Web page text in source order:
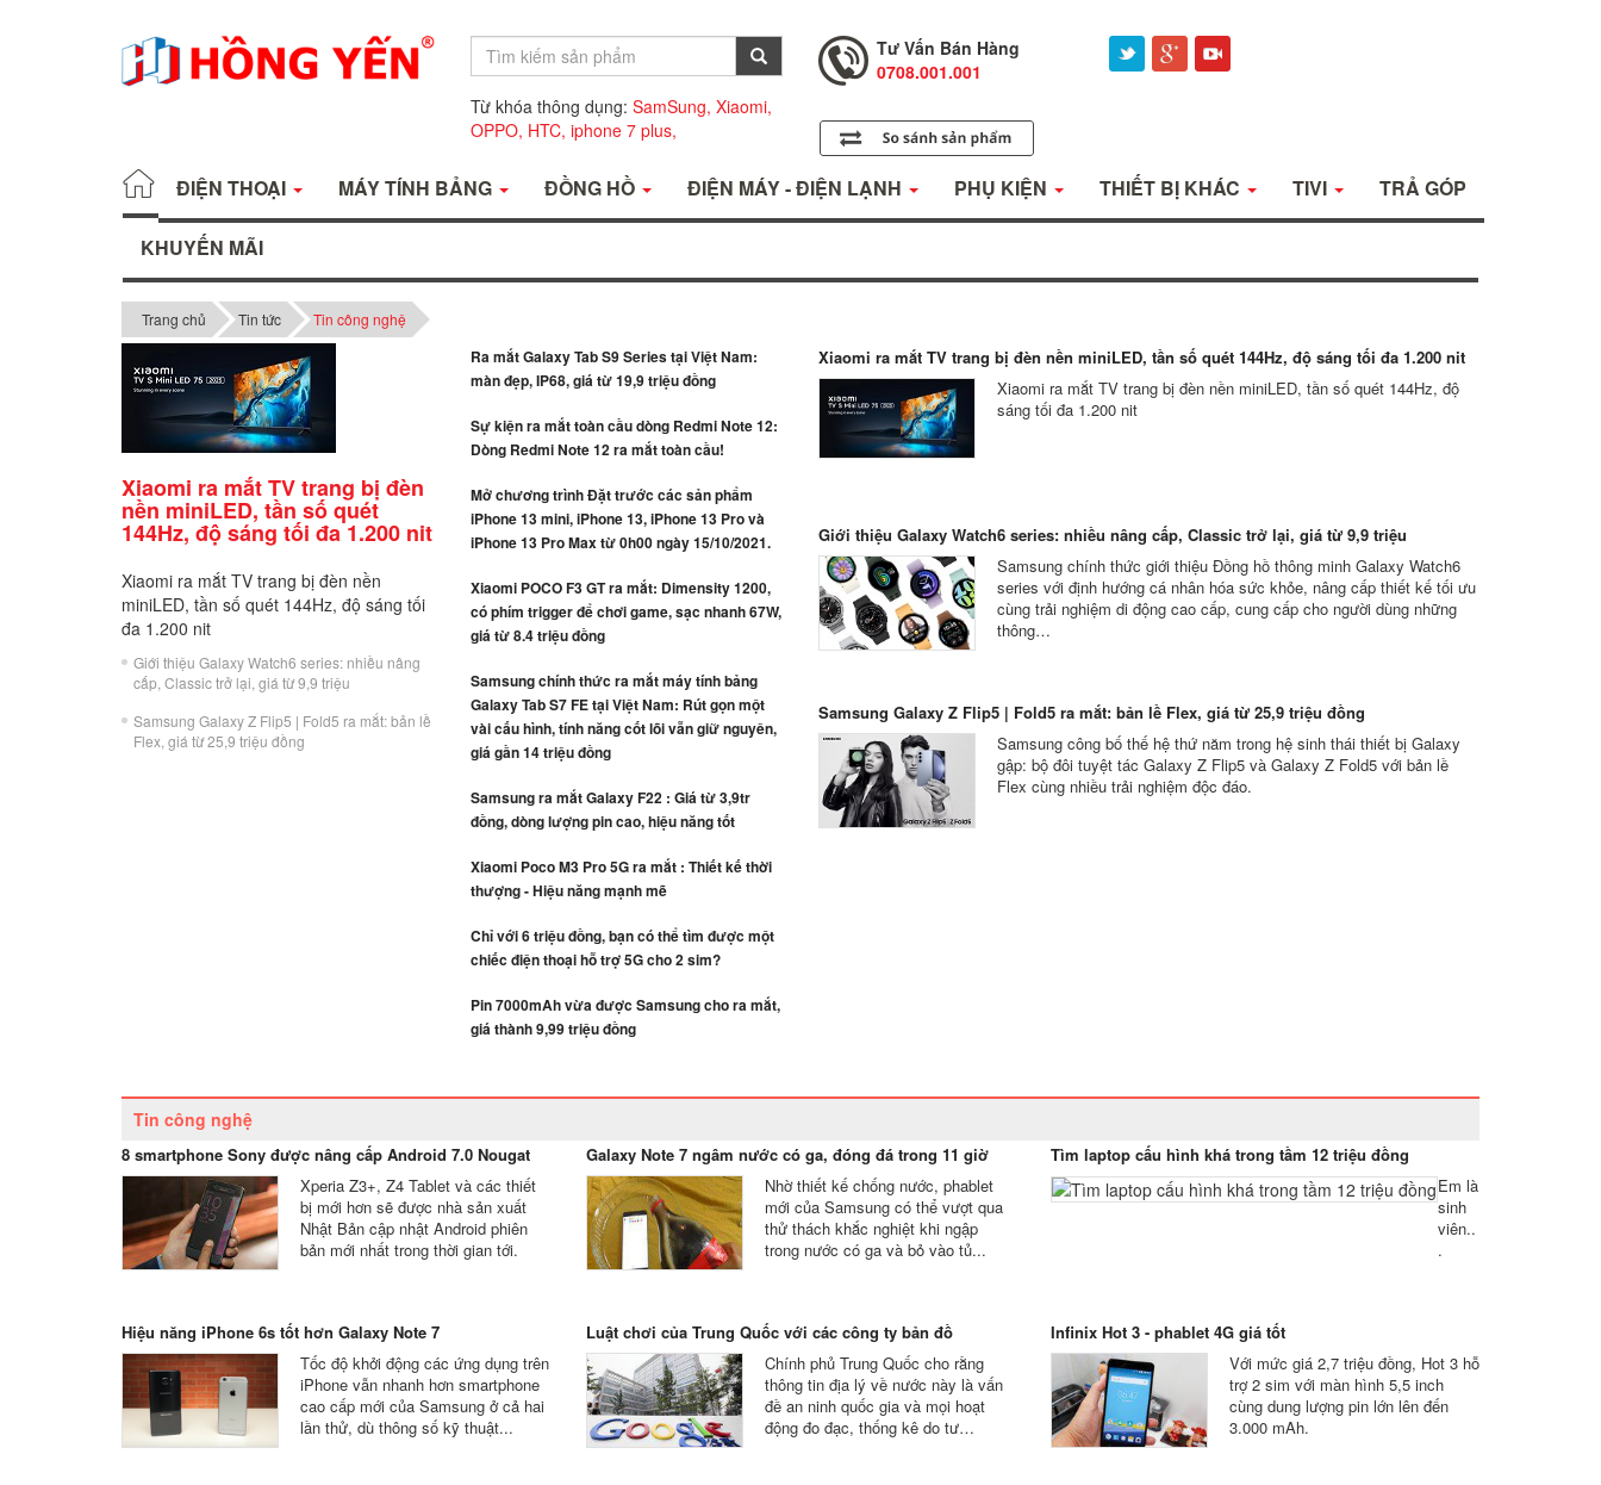
Từ khóa thông dụng: SamSung, Xiaomi,
OPPO, HTC, iphone 7 plus,
0708.001.001
Hỗ Trợ Kỹ Thuật
Tư Vấn Bán Hàng
0708.001.001
ĐIỆN THOẠI MÁY TÍNH BẢNG ĐỒNG HỒ ĐIỆN MÁY - ĐIỆN LẠNH PHỤ KIỆN THIẾT BỊ KHÁC TIVI TRẢ GÓP
KHUYẾN MÃI
Trang chủ Tin tức Tin công nghệ
Xiaomi ra mắt TV trang bị đèn
nền miniLED, tần số quét
144Hz, độ sáng tối đa 1.200 nit
Xiaomi ra mắt TV trang bị đèn nền
miniLED, tần số quét 144Hz, độ sáng tối
đa 1.200 nit
Giới thiệu Galaxy Watch6 series: nhiều nâng
cấp, Classic trở lại, giá từ 9,9 triệu
Samsung Galaxy Z Flip5 | Fold5 ra mắt: bản lề
Flex, giá từ 25,9 triệu đồng
Ra mắt Galaxy Tab S9 Series tại Việt Nam:
màn đẹp, IP68, giá từ 19,9 triệu đồng
Sự kiện ra mắt toàn cầu dòng Redmi Note 12:
Dòng Redmi Note 12 ra mắt toàn cầu!
Mở chương trình Đặt trước các sản phẩm
iPhone 13 mini, iPhone 13, iPhone 13 Pro và
iPhone 13 Pro Max từ 0h00 ngày 15/10/2021.
Xiaomi POCO F3 GT ra mắt: Dimensity 1200,
có phím trigger để chơi game, sạc nhanh 67W,
giá từ 8.4 triệu đồng
Samsung chính thức ra mắt máy tính bảng
Galaxy Tab S7 FE tại Việt Nam: Rút gọn một
vài cấu hình, tính năng cốt lõi vẫn giữ nguyên,
giá gần 14 triệu đồng
Samsung ra mắt Galaxy F22 : Giá từ 3,9tr
đồng, dòng lượng pin cao, hiệu năng tốt
Xiaomi Poco M3 Pro 5G ra mắt : Thiết kế thời
thượng - Hiệu năng mạnh mẽ
Chỉ với 6 triệu đồng, bạn có thể tìm được một
chiếc điện thoại hỗ trợ 5G cho 2 sim?
Pin 7000mAh vừa được Samsung cho ra mắt,
giá thành 9,99 triệu đồng
Xiaomi ra mắt TV trang bị đèn nền miniLED, tần số quét 144Hz, độ sáng tối đa 1.200 nit
Xiaomi ra mắt TV trang bị đèn nền miniLED, tần số quét 144Hz, độ
sáng tối đa 1.200 nit
Giới thiệu Galaxy Watch6 series: nhiều nâng cấp, Classic trở lại, giá từ 9,9 triệu
Samsung chính thức giới thiệu Đồng hồ thông minh Galaxy Watch6
series với định hướng cá nhân hóa sức khỏe, nâng cấp thiết kế tối ưu
cùng trải nghiệm di động cao cấp, cung cấp cho người dùng những
thông…
Samsung Galaxy Z Flip5 | Fold5 ra mắt: bản lề Flex, giá từ 25,9 triệu đồng
Samsung công bố thế hệ thứ năm trong hệ sinh thái thiết bị Galaxy
gập: bộ đôi tuyệt tác Galaxy Z Flip5 và Galaxy Z Fold5 với bản lề
Flex cùng nhiều trải nghiệm độc đáo.
Tin công nghệ
8 smartphone Sony được nâng cấp Android 7.0 Nougat
Xperia Z3+, Z4 Tablet và các thiết
bị mới hơn sẽ được nhà sản xuất
Nhật Bản cập nhật Android phiên
bản mới nhất trong thời gian tới.
Galaxy Note 7 ngâm nước có ga, đóng đá trong 11 giờ
Nhờ thiết kế chống nước, phablet
mới của Samsung có thể vượt qua
thử thách khắc nghiệt khi ngập
trong nước có ga và bỏ vào tủ...
Tìm laptop cấu hình khá trong tầm 12 triệu đồng
Em là
sinh
viên..
.
Hiệu năng iPhone 6s tốt hơn Galaxy Note 7
Tốc độ khởi động các ứng dụng trên
iPhone vẫn nhanh hơn smartphone
cao cấp mới của Samsung ở cả hai
lần thử, dù thông số kỹ thuật...
Luật chơi của Trung Quốc với các công ty bản đồ
Chính phủ Trung Quốc cho rằng
thông tin địa lý về nước này là vấn
đề an ninh quốc gia và mọi hoạt
động đo đạc, thống kê do tư…
Infinix Hot 3 - phablet 4G giá tốt
Với mức giá 2,7 triệu đồng, Hot 3 hỗ
trợ 2 sim với màn hình 5,5 inch
cùng dung lượng pin lớn lên đến
3.000 mAh.